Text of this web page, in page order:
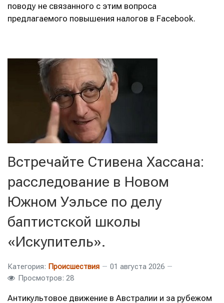
поводу не связанного с этим вопроса
предлагаемого повышения налогов в Facebook.
Встречайте Стивена Хассана:
расследование в Новом
Южном Уэльсе по делу
баптистской школы
«Искупитель».
Категория: Происшествия
01 августа 2026
Просмотров: 28
Антикультовое движение в Австралии и за рубежом